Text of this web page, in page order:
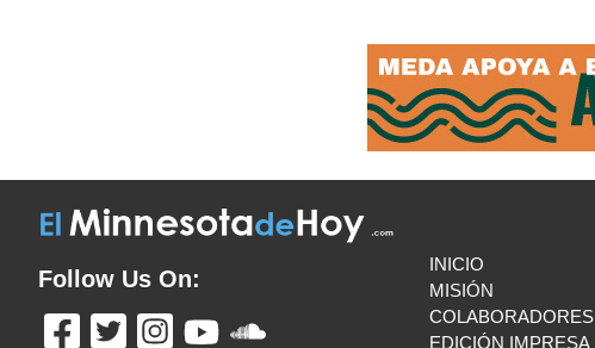
Follow Us On:
INICIO
MISIÓN
COLABORADORES
EDICIÓN IMPRESA